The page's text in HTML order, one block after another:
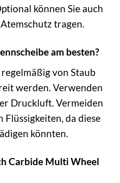
können Sie auch
tragen.
am besten?
von Staub
werden. Verwenden
Druckluft. Vermeiden
Flüssigkeiten, da diese
könnten.
Carbide Multi Wheel